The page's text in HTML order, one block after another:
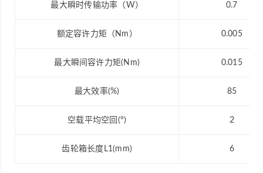
最大瞬时传输功率（W） 0.7
额定容许力矩（Nm） 0.005
最大瞬间容许力矩(Nm) 0.015
最大效率(%) 85
空载平均空回(°) 2
齿轮箱长度L1(mm) 6